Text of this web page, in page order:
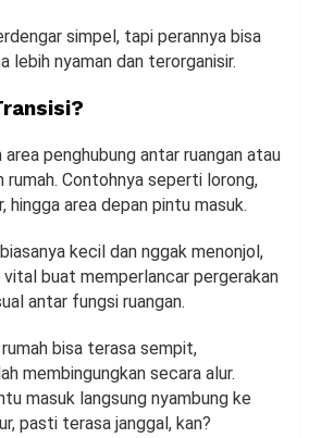
simpel, tapi perannya bisa
lebih nyaman dan terorganisir.
area penghubung antar ruangan atau
rumah. Contohnya seperti lorong,
hingga area depan pintu masuk.
kecil dan nggak menonjol,
vital buat memperlancar pergerakan
antar fungsi ruangan.
bisa terasa sempit,
membingungkan secara alur.
masuk langsung nyambung ke
pasti terasa janggal, kan?